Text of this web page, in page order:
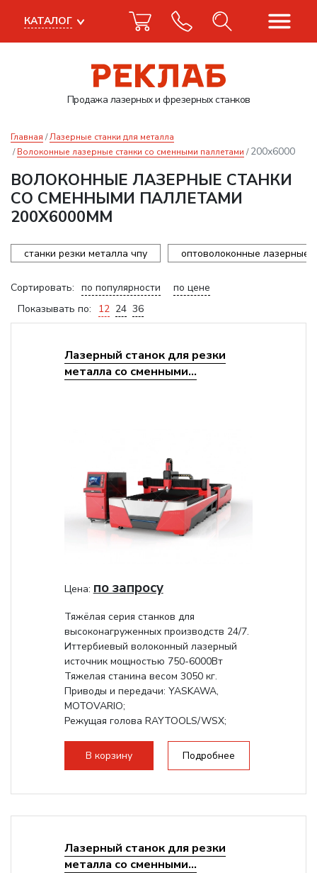
Продажа лазерныхи фрезерных станков
КАТАЛОГ
Главная
Лазерные станки для металла
Волоконные лазерные станки со сменными паллетами
200х6000
ВОЛОКОННЫЕ ЛАЗЕРНЫЕ СТАНКИ
СО СМЕННЫМИ ПАЛЛЕТАМИ
200Х6000ММ
станки резки металла чпу оптоволоконные лазерные
Сортировать: по популярности
по цене
Показывать по:
12 24 36
Лазерный станок для резки
металла со сменными...
Цена: по запросу
Тяжёлая серия станков для
высоконагруженных производств 24/7.
Иттербиевый волоконный лазерный
источник мощностью 750-6000Вт
Тяжелая станина весом 3050 кг.
Приводы и передачи: YASKAWA,
MOTOVARIO;
Режущая голова RAYTOOLS/WSX;
В корзину Подробнее
Лазерный станок для резки
металла со сменными...